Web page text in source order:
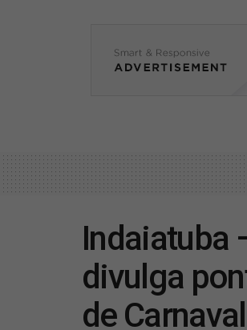
Indaiatuba
divulga
de Carnaval